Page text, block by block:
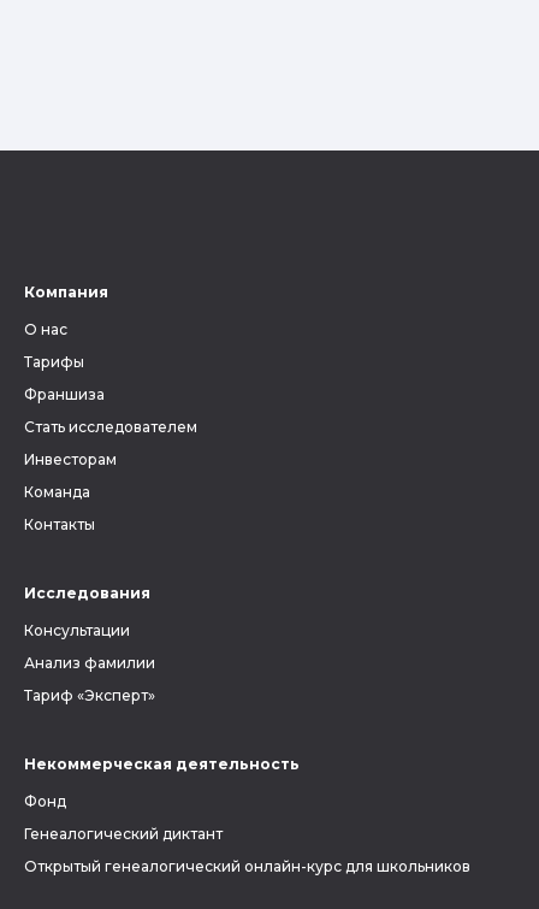
Компания
О нас
Тарифы
Франшиза
Стать исследователем
Инвесторам
Команда
Контакты
Исследования
Консультации
Анализ фамилии
Тариф «Эксперт»
Некоммерческая деятельность
Фонд
Генеалогический диктант
Открытый генеалогический онлайн-курс для школьников